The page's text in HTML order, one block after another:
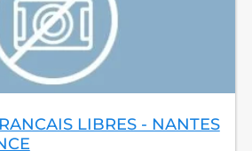
LIBRES - NANTES